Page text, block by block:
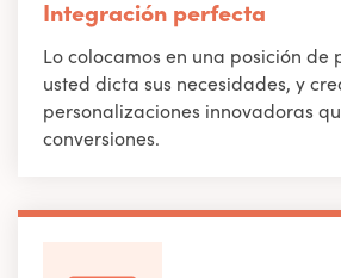
Integración perfecta
Lo colocamos en una posición de
usted dicta sus necesidades, y
personalizaciones innovadoras
conversiones.